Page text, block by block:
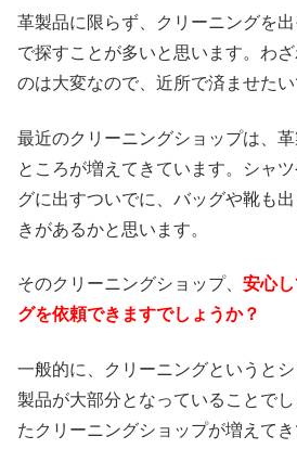
革製品に限らず、クリーニングを
で探すことが多いと思います。わ
のは大変なので、近所で済ませたい
最近のクリーニングショップは、
ところが増えてきています。シャ
グに出すついでに、バッグや靴も
きがあるかと思います。
そのクリーニングショップ、 安心
グを依頼できますでしょうか？
一般的に、クリーニングというと
製品が大部分となっていることで
たクリーニングショップが増えて